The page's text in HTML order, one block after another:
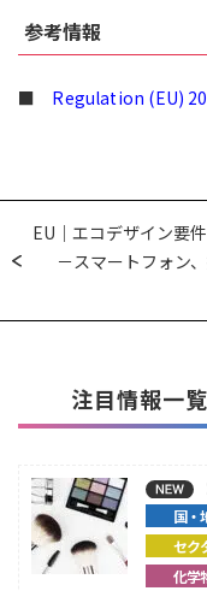
参考情報
■ Regulation (EU)
EU｜エコデザイン要
－スマートフォン
注目情報一覧
国・
セク
化学